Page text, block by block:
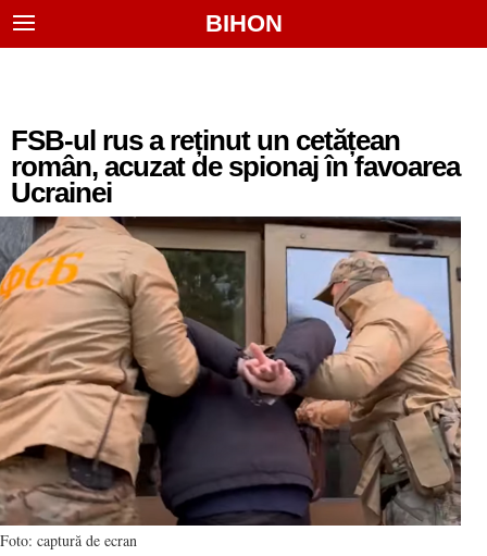
BIHON
FSB-ul rus a reținut un cetățean
român, acuzat de spionaj în favoarea
Ucrainei
Foto: captură de ecran